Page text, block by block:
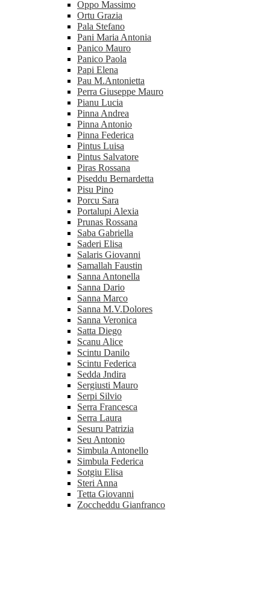
Oppo Massimo
Ortu Grazia
Pala Stefano
Pani Maria Antonia
Panico Mauro
Panico Paola
Papi Elena
Pau M.Antonietta
Perra Giuseppe Mauro
Pianu Lucia
Pinna Andrea
Pinna Antonio
Pinna Federica
Pintus Luisa
Pintus Salvatore
Piras Rossana
Piseddu Bernardetta
Pisu Pino
Porcu Sara
Portalupi Alexia
Prunas Rossana
Saba Gabriella
Saderi Elisa
Salaris Giovanni
Samallah Faustin
Sanna Antonella
Sanna Dario
Sanna Marco
Sanna M.V.Dolores
Sanna Veronica
Satta Diego
Scanu Alice
Scintu Danilo
Scintu Federica
Sedda Jndira
Sergiusti Mauro
Serpi Silvio
Serra Francesca
Serra Laura
Sesuru Patrizia
Seu Antonio
Simbula Antonello
Simbula Federica
Sotgiu Elisa
Steri Anna
Tetta Giovanni
Zoccheddu Gianfranco